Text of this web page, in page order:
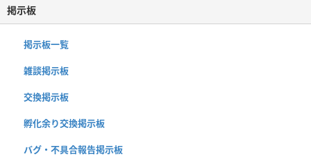
掲示板
掲示板一覧
雑談掲示板
交換掲示板
孵化余り交換掲示板
バグ・不具合報告掲示板